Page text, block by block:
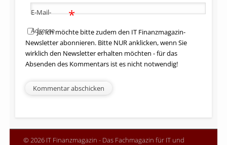
E-Mail-
Adresse
*
Ja, ich möchte bitte zudem den IT Finanzmagazin-
Newsletter abonnieren. Bitte NUR anklicken, wenn Sie
wirklich den Newsletter erhalten möchten - für das
Absenden des Kommentars ist es nicht notwendig!
© 2026 IT Finanzmagazin - Das Fachmagazin für IT und